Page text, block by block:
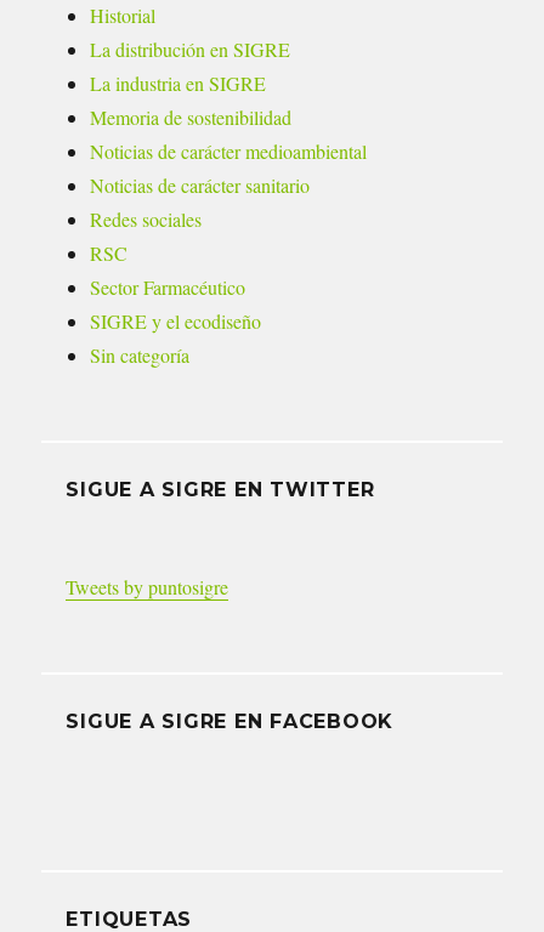
Historial
La distribución en SIGRE
La industria en SIGRE
Memoria de sostenibilidad
Noticias de carácter medioambiental
Noticias de carácter sanitario
Redes sociales
RSC
Sector Farmacéutico
SIGRE y el ecodiseño
Sin categoría
SIGUE A SIGRE EN TWITTER
Tweets by puntosigre
SIGUE A SIGRE EN FACEBOOK
ETIQUETAS